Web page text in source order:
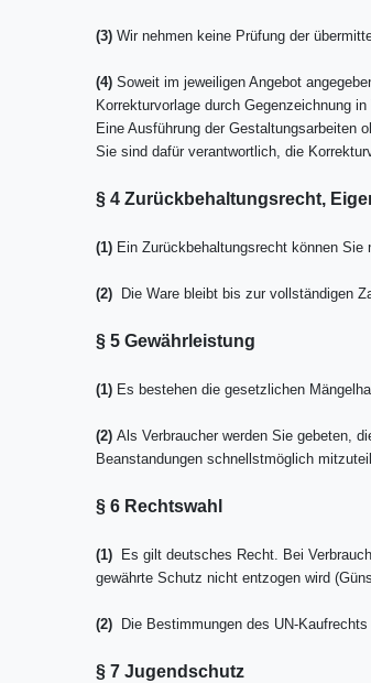
(3) Wir nehmen keine Prüfung der
(4) Soweit im jeweiligen Angebot
Korrekturvorlage durch Gegenzeichnung
Eine Ausführung der Gestaltungsarbeiten
Sie sind dafür verantwortlich, die
§ 4 Zurückbehaltungsrecht,
(1) Ein Zurückbehaltungsrecht können
(2) Die Ware bleibt bis zur vollständigen
§ 5 Gewährleistung
(1) Es bestehen die gesetzlichen
(2) Als Verbraucher werden Sie gebeten,
Beanstandungen schnellstmöglich
§ 6 Rechtswahl
(1)
Es gilt deutsches Recht. Bei
gewährte Schutz nicht entzogen wird
(2) Die Bestimmungen des UN-
§ 7 Jugendschutz